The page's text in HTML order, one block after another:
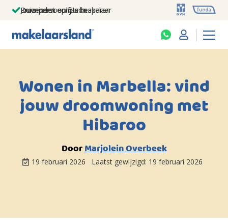
Jouw persoonlijke makelaar
Duizenden euro's besparen
Prominent op funda
Wonen in Marbella: vind
jouw droomwoning met
Hibaroo
DoorMarjolein Overbeek
19 februari 2026 Laatst gewijzigd: 19 februari 2026